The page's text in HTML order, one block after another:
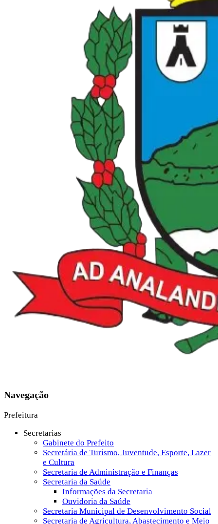
Navegação
Prefeitura
Secretarias
Gabinete do Prefeito
Secretária de Turismo, Juventude, Esporte, Lazer
e Cultura
Secretaria de Administração e Finanças
Secretaria da Saúde
Informações da Secretaria
Ouvidoria da Saúde
Secretaria Municipal de Desenvolvimento Social
Secretaria de Agricultura, Abastecimento e Meio